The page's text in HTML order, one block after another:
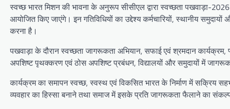
स्वच्छ भारत मिशन की भावना के अनुरूप सीसीएल द्वारा स्वच्छता पखवाड़ा-
आयोजित किए जाएंगे। इन गतिविधियों का उद्देश्य कर्मचारियों, स्थानीय
करना है।
पखवाड़ा के दौरान स्वच्छता जागरूकता अभियान, सफाई एवं श्रमदान कार्यक्रम,
अपशिष्ट पृथक्करण एवं ठोस अपशिष्ट प्रबंधन, विद्यालयों और समुदायों में
कार्यक्रम का समापन स्वच्छ, स्वस्थ एवं विकसित भारत के निर्माण में सक्रिय
व्यवहार का हिस्सा बनाने तथा समाज में इसके प्रति जागरूकता फैलाने का संकल्प